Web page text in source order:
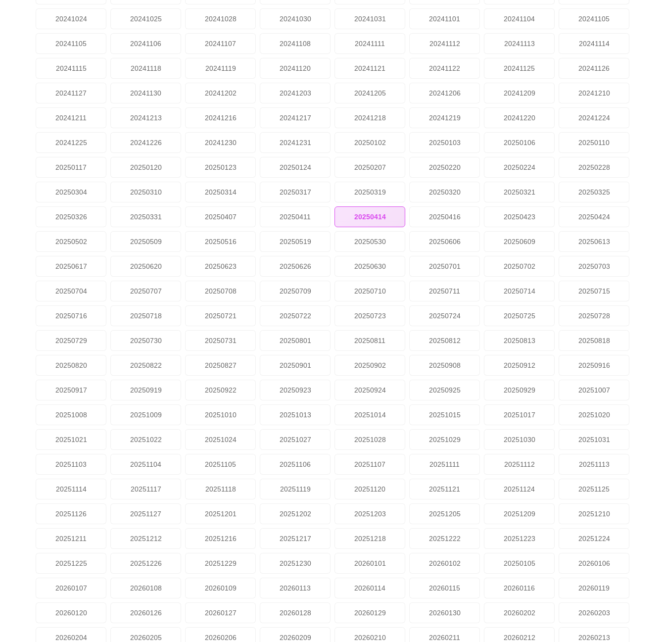
20241024 20241025 20241028 20241030 20241031 20241101 20241104 20241105
20241105 20241106 20241107 20241108 20241111 20241112 20241113 20241114
20241115 20241118 20241119 20241120 20241121 20241122 20241125 20241126
20241127 20241130 20241202 20241203 20241205 20241206 20241209 20241210
20241211 20241213 20241216 20241217 20241218 20241219 20241220 20241224
20241225 20241226 20241230 20241231 20250102 20250103 20250106 20250110
20250117 20250120 20250123 20250124 20250207 20250220 20250224 20250228
20250304 20250310 20250314 20250317 20250319 20250320 20250321 20250325
20250326 20250331 20250407 20250411 20250414 20250416 20250423 20250424
20250502 20250509 20250516 20250519 20250530 20250606 20250609 20250613
20250617 20250620 20250623 20250626 20250630 20250701 20250702 20250703
20250704 20250707 20250708 20250709 20250710 20250711 20250714 20250715
20250716 20250718 20250721 20250722 20250723 20250724 20250725 20250728
20250729 20250730 20250731 20250801 20250811 20250812 20250813 20250818
20250820 20250822 20250827 20250901 20250902 20250908 20250912 20250916
20250917 20250919 20250922 20250923 20250924 20250925 20250929 20251007
20251008 20251009 20251010 20251013 20251014 20251015 20251017 20251020
20251021 20251022 20251024 20251027 20251028 20251029 20251030 20251031
20251103 20251104 20251105 20251106 20251107 20251111 20251112 20251113
20251114 20251117 20251118 20251119 20251120 20251121 20251124 20251125
20251126 20251127 20251201 20251202 20251203 20251205 20251209 20251210
20251211 20251212 20251216 20251217 20251218 20251222 20251223 20251224
20251225 20251226 20251229 20251230 20260101 20260102 20250105 20260106
20260107 20260108 20260109 20260113 20260114 20260115 20260116 20260119
20260120 20260126 20260127 20260128 20260129 20260130 20260202 20260203
20260204 20260205 20260206 20260209 20260210 20260211 20260212 20260213